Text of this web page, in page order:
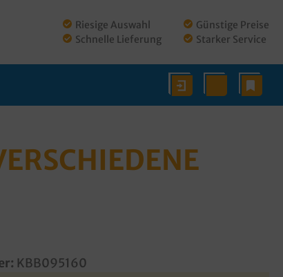
Riesige Auswahl
Schnelle Lieferung
Günstige Preise
Starker Service
KBB095160